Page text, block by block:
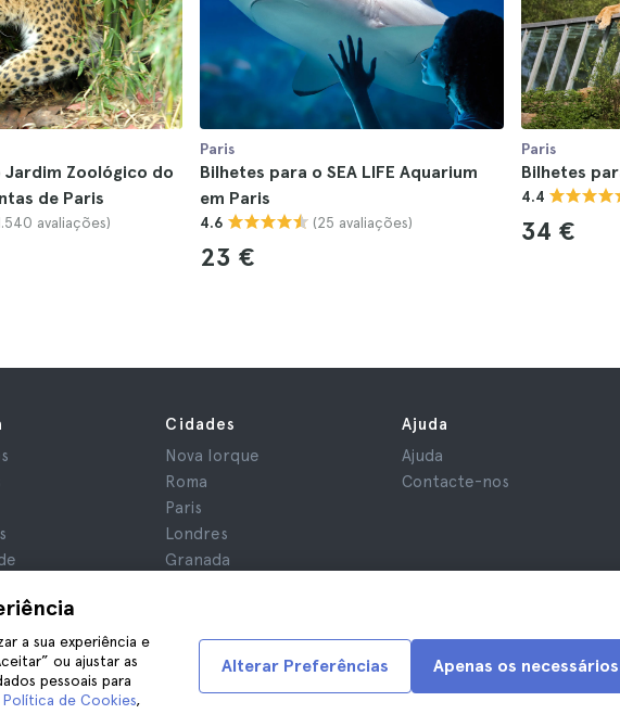
Jardim Zoológico do
de Paris
avaliações)
Paris
Bilhetes para o SEA LIFE Aquarium
em Paris
4.6 (25 avaliações)
23 €
Paris
Bilhetes
4.4
34 €
a sua experiência e
ou ajustar as
pessoais para
Política de Cookies,
Apenas os necessários
Alterar Preferências
Cidades
Nova Iorque
Roma
Paris
Londres
Granada
Ajuda
Ajuda
Contacte-nos